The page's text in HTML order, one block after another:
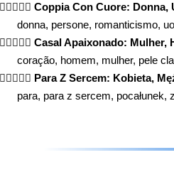
👩🏻‍❤️‍👨🏻 Coppia Con Cuore: Donna,
donna, persone, romanticismo,
👩🏻‍❤️‍👨🏻 Casal Apaixonado: Mulher,
coração, homem, mulher, pele
👩🏻‍❤️‍👨🏻 Para Z Sercem: Kobieta,
para, para z sercem, pocałunek,